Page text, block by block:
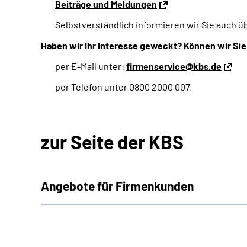
Beiträge und Meldungen
Selbstverständlich informieren wir Sie auch
Haben wir Ihr Interesse geweckt? Können wir
per E-Mail unter: firmenservice@kbs.de
per Telefon unter 0800 2000 007.
zur Seite der KBS
An­ge­bo­te für Fir­men­kun­den